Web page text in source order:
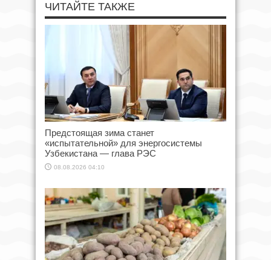
ЧИТАЙТЕ ТАКЖЕ
Предстоящая зима станет
«испытательной» для энергосистемы
Узбекистана — глава РЭС
08.08.2026 04:10